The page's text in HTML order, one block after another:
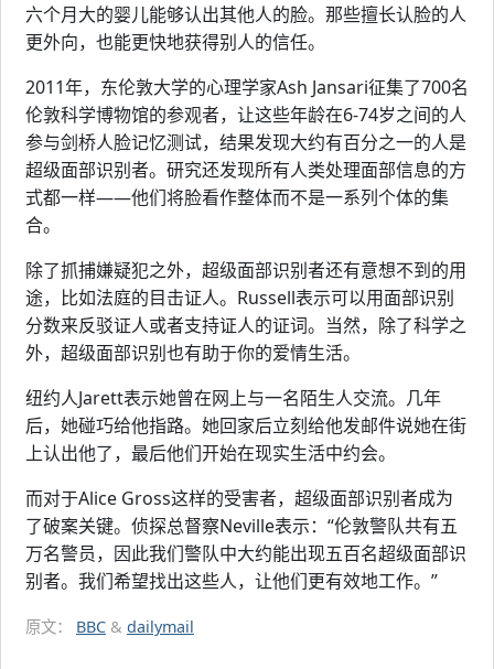
六个月大的婴儿能够认出其他人的脸。那些擅长认脸的人
更外向，也能更快地获得别人的信任。
2011年，东伦敦大学的心理学家Ash Jansari征集了700名
伦敦科学博物馆的参观者，让这些年龄在6-74岁之间的人
参与剑桥人脸记忆测试，结果发现大约有百分之一的人是
超级面部识别者。研究还发现所有人类处理面部信息的方
式都一样——他们将脸看作整体而不是一系列个体的集
合。
除了抓捕嫌疑犯之外，超级面部识别者还有意想不到的用
途，比如法庭的目击证人。Russell表示可以用面部识别
分数来反驳证人或者支持证人的证词。当然，除了科学之
外，超级面部识别也有助于你的爱情生活。
纽约人Jarett表示她曾在网上与一名陌生人交流。几年
后，她碰巧给他指路。她回家后立刻给他发邮件说她在街
上认出他了，最后他们开始在现实生活中约会。
而对于Alice Gross这样的受害者，超级面部识别者成为
了破案关键。侦探总督察Neville表示：“伦敦警队共有五
万名警员，因此我们警队中大约能出现五百名超级面部识
别者。我们希望找出这些人，让他们更有效地工作。”
原文： BBC & dailymail